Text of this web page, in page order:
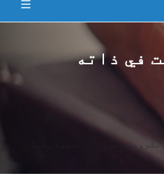
في ذاته
مشروعیت في ذاته مقصودہے یا ...